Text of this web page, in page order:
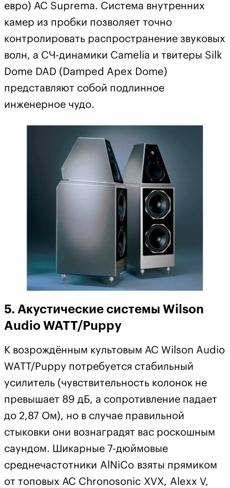
евро) АС Suprema. Система внутренних
камер из пробки позволяет точно
контролировать распространение звуковых
волн, а СЧ-динамики Camelia и твитеры Silk
Dome DAD (Damped Apex Dome)
представляют собой подлинное
инженерное чудо.
5. Акустические системы Wilson
Audio WATT/Puppy
К возрождённым культовым АС Wilson Audio
WATT/Puppy потребуется стабильный
усилитель (чувствительность колонок не
превышает 89 дБ, а сопротивление падает
до 2,87 Ом), но в случае правильной
стыковки они вознаградят вас роскошным
саундом. Шикарные 7-дюймовые
среднечастотники AlNiCo взяты прямиком
от топовых АС Chronosonic XVX, Alexx V,